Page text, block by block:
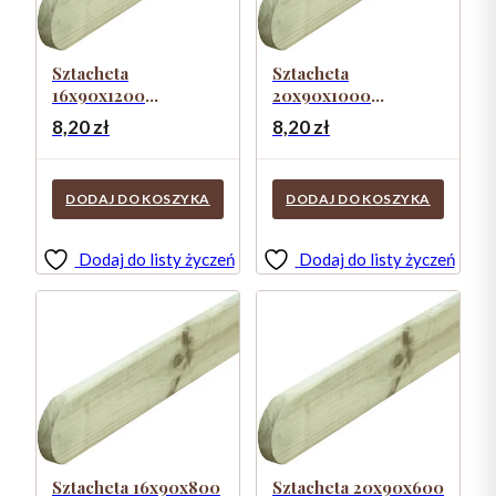
Sztacheta
16x90x1200
zaokrąglona gładka
8,20zł
DODAJ DO KOSZYKA
Dodaj do listy życzeń
Sztacheta
20x90x1000
zaokrąglona gładka
8,20zł
DODAJ DO KOSZYKA
Dodaj do listy życzeń
Sztacheta 16x90x800
Sztacheta 20x90x600